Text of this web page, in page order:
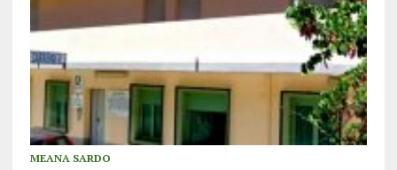
MEANA SARDO